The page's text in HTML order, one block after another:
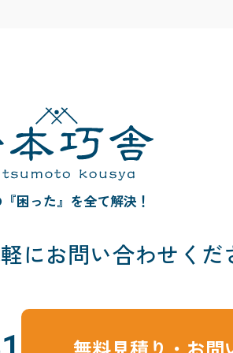
困った』を全て解決！
にお問い合わせくだ